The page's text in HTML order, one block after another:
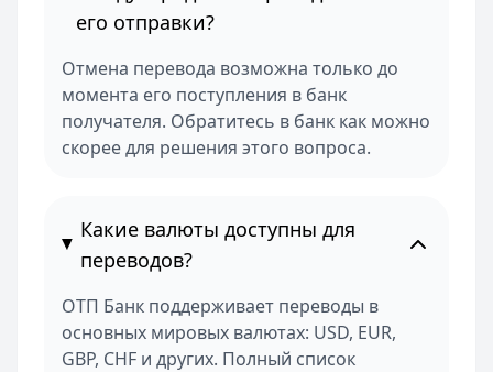
его отправки?
Отмена перевода возможна только до
момента его поступления в банк
получателя. Обратитесь в банк как можно
скорее для решения этого вопроса.
Какие валюты доступны для
переводов?
ОТП Банк поддерживает переводы в
основных мировых валютах: USD, EUR,
GBP, CHF и других. Полный список